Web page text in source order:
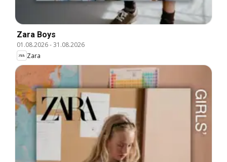
Zara Boys
01.08.2026-31.08.2026
Zara